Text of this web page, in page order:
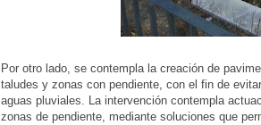
Por otro lado, se contempla la creación de
taludes y zonas con pendiente, con el fin de
aguas pluviales. La intervención contempla
zonas de pendiente, mediante soluciones que